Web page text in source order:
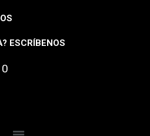
ESCRÍBENOS